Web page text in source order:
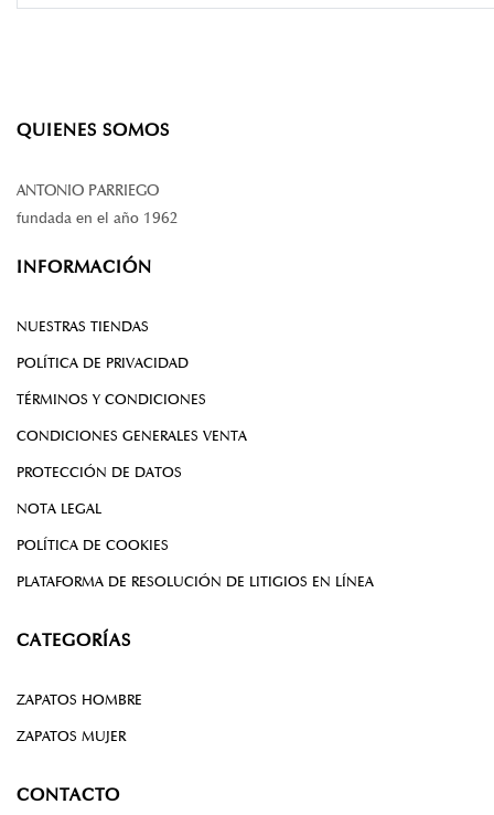
QUIENES SOMOS
ANTONIO PARRIEGO
fundada en el año 1962
INFORMACIÓN
NUESTRAS TIENDAS
POLÍTICA DE PRIVACIDAD
TÉRMINOS Y CONDICIONES
CONDICIONES GENERALES VENTA
PROTECCIÓN DE DATOS
NOTA LEGAL
POLÍTICA DE COOKIES
PLATAFORMA DE RESOLUCIÓN DE LITIGIOS EN LÍNEA
CATEGORÍAS
ZAPATOS HOMBRE
ZAPATOS MUJER
CONTACTO